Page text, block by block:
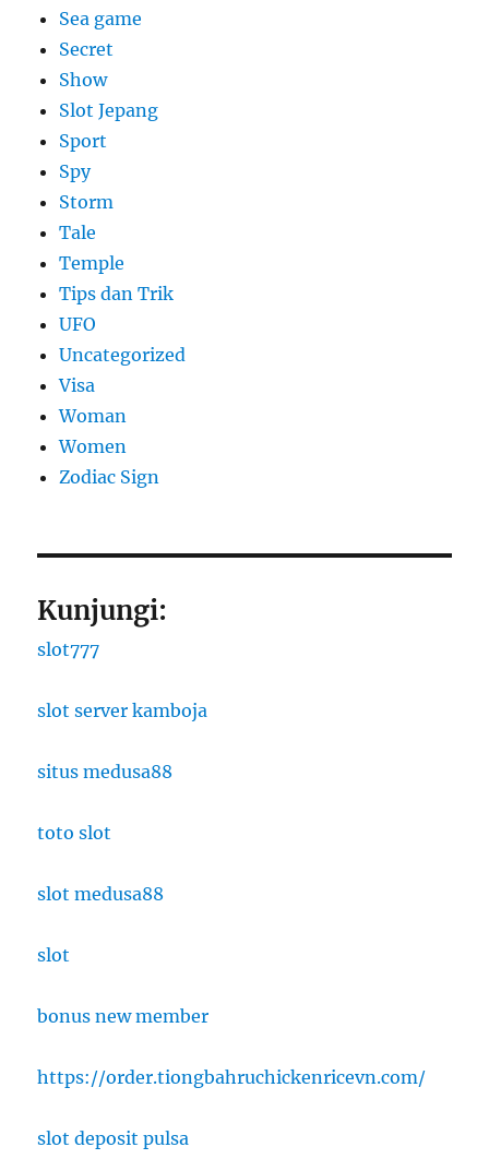
Sea game
Secret
Show
Slot Jepang
Sport
Spy
Storm
Tale
Temple
Tips dan Trik
UFO
Uncategorized
Visa
Woman
Women
Zodiac Sign
Kunjungi:
slot777
slot server kamboja
situs medusa88
toto slot
slot medusa88
slot
bonus new member
https://order.tiongbahruchickenricevn.com/
slot deposit pulsa